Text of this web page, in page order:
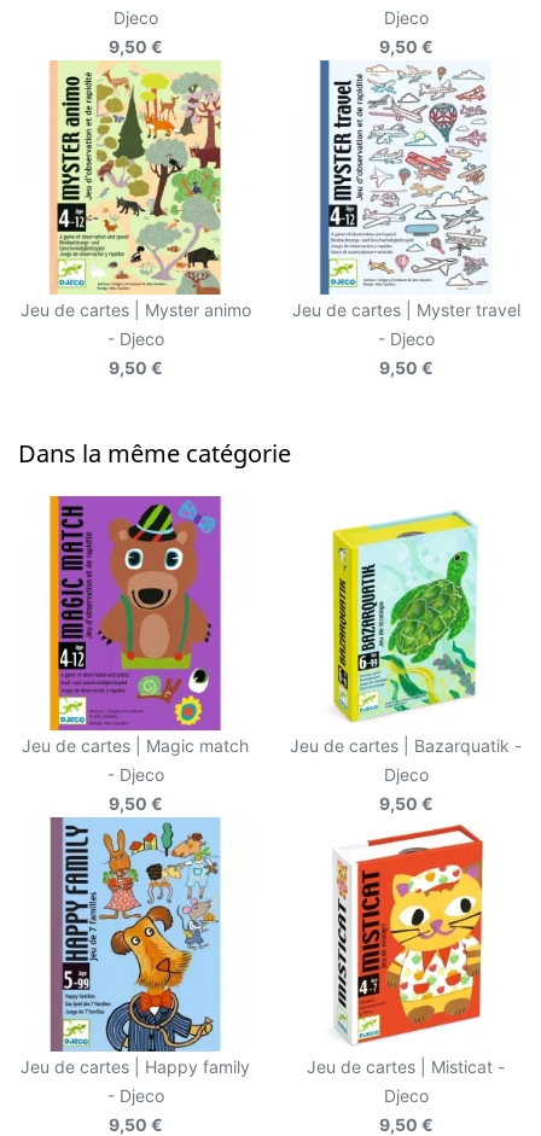
Djeco
9,50 €
Djeco
9,50 €
Jeu de cartes | Myster animo
- Djeco
9,50 €
Jeu de cartes | Myster travel
- Djeco
9,50 €
Dans la même catégorie
Jeu de cartes | Magic match
- Djeco
9,50 €
Jeu de cartes | Bazarquatik -
Djeco
9,50 €
Jeu de cartes | Happy family
- Djeco
9,50 €
Jeu de cartes | Misticat -
Djeco
9,50 €